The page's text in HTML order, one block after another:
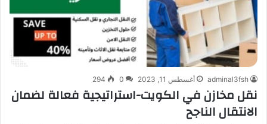
adminal3fsh أغسطس 11, 2023 0
294
نقل مخازن في الكويت-استراتيجية فعالة لضمان
الانتقال الناجح